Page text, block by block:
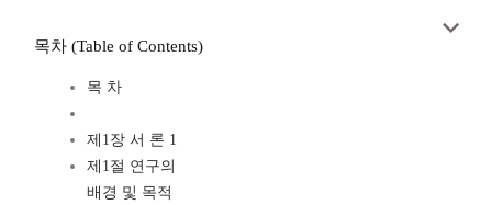
목차 (Table of Contents)
목 차
제1장 서 론 1
제1절 연구의
배경 및 목적